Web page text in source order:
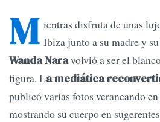
M ientras disfruta de unas
Ibiza junto a su madre y
Wanda Naravolvió a ser el
figura. La mediática
publicó varias fotos veraneando
mostrando su cuerpo en